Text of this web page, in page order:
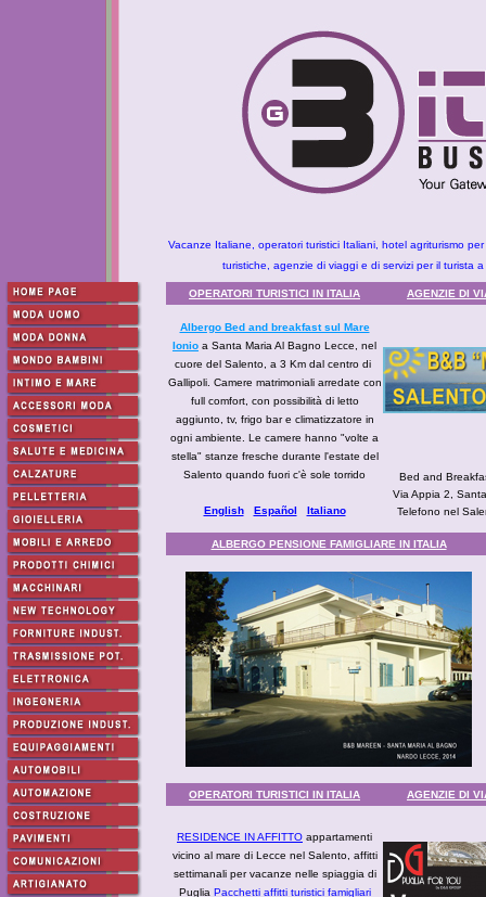
Vacanze Italiane, operatori turistici Italiani, hotel agriturismo
turistiche, agenzie di viaggi e di servizi per il turista
OPERATORI TURISTICI IN ITALIA AGENZIE DI
Albergo Bed and breakfast sul Mare
Ionio a Santa Maria Al Bagno Lecce, nel
cuore del Salento, a 3 Km dal centro di
Gallipoli. Camere matrimoniali arredate con
full comfort, con possibilità di letto
aggiunto, tv, frigo bar e climatizzatore in
ogni ambiente. Le camere hanno "volte a
stella" stanze fresche durante l'estate del
Salento quando fuori c'è sole torrido
English Español Italiano
Bed and
Via Appia 2,
Telefono nel
ALBERGO PENSIONE FAMIGLIARE IN ITALIA
OPERATORI TURISTICI IN ITALIA AGENZIE DI
RESIDENCE IN AFFITTO appartamenti
vicino al mare di Lecce nel Salento, affitti
settimanali per vacanze nelle spiaggia di
Puglia Pacchetti affitti turistici famigliari